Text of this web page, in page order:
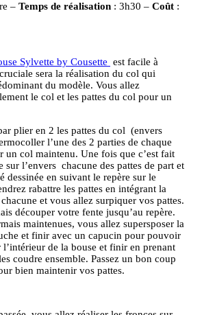
– Temps de réalisation : 3h30 – Coût :
Sylvette by Cousette est facile à
sera la réalisation du col qui
du modèle. Vous allez
le col et les pattes du col pour un
plier en 2 les pattes du col (envers
l’une des 2 parties de chaque
un col maintenu. Une fois que c’est fait
sur l’envers chacune des pattes de part et
dessinée en suivant le repère sur le
rabattre les pattes en intégrant la
et vous allez surpiquer vos pattes.
découper votre fente jusqu’au repère.
maintenues, vous allez supersposer la
et finir avec un capucin pour pouvoir
l’intérieur de la bouse et finir en prenant
coudre ensemble. Passez un bon coup
bien maintenir vos pattes.